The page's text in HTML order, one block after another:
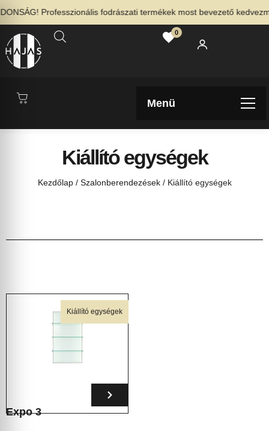
Professzionális fodrászati termékek most bevezető
0
Menü
Kiállító egységek
Kezdőlap/ Szalonberendezések/ Kiállító egységek
Kiállító egységek
Expo 3